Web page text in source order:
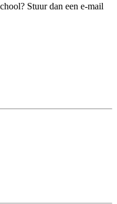
Stuur dan een e-mail